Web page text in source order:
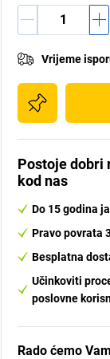
Vrijeme
Postoje dobri
kod nas
Do 15 godina
Pravo povrata
Besplatna
Učinkoviti
poslovne
Rado ćemo